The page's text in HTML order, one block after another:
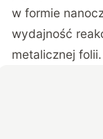
w formie
wydajność
metalicznej folii.